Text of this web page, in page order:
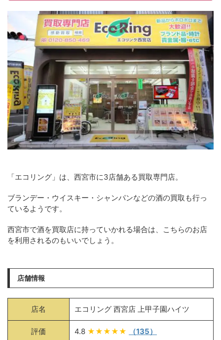
「エコリング」は、西宮市に3店舗ある買取専門店。
ブランデー・ウイスキー・シャンパンなどの酒の買取も行っ
ているようです。
西宮市で酒を買取店に持っていかれる場合は、こちらのお店
を利用されるのもいいでしょう。
店舗情報
店名 エコリング 西宮店 上甲子園ハイツ
評価 4.8 ★★★★★ （135）